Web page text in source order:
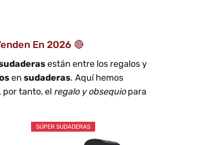
En 2026 🔴
están entre los regalos y
en sudaderas. Aquí hemos
por tanto, el regalo y obsequiopara
SÚPER SUDADERAS